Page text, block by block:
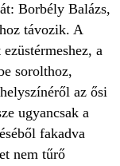
Borbély Balázs,
távozik. A
a
sorolthoz,
az ősi
ugyancsak a
fakadva
nem tűrő